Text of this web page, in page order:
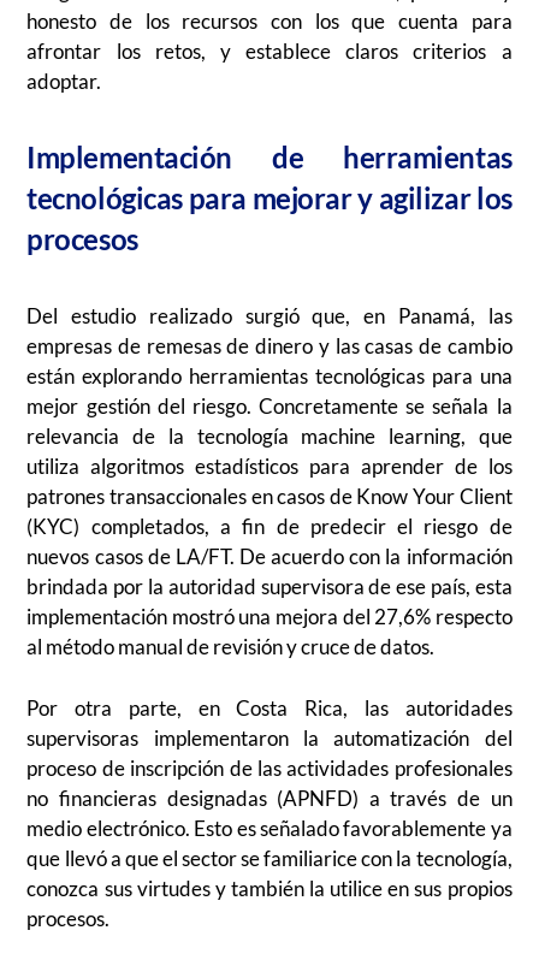
honesto de los recursos con los que cuenta para
afrontar los retos, y establece claros criterios a
adoptar.
Implementación de herramientas
tecnológicas para mejorar y agilizar los
procesos
Del estudio realizado surgió que, en Panamá, las
empresas de remesas de dinero y las casas de cambio
están explorando herramientas tecnológicas para una
mejor gestión del riesgo. Concretamente se señala la
relevancia de la tecnología machine learning, que
utiliza algoritmos estadísticos para aprender de los
patrones transaccionales en casos de Know Your Client
(KYC) completados, a fin de predecir el riesgo de
nuevos casos de LA/FT. De acuerdo con la información
brindada por la autoridad supervisora de ese país, esta
implementación mostró una mejora del 27,6% respecto
al método manual de revisión y cruce de datos.
Por otra parte, en Costa Rica, las autoridades
supervisoras implementaron la automatización del
proceso de inscripción de las actividades profesionales
no financieras designadas (APNFD) a través de un
medio electrónico. Esto es señalado favorablemente ya
que llevó a que el sector se familiarice con la tecnología,
conozca sus virtudes y también la utilice en sus propios
procesos.